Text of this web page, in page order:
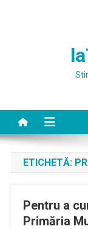
ETICHETĂ:
Pentru a
Primăria